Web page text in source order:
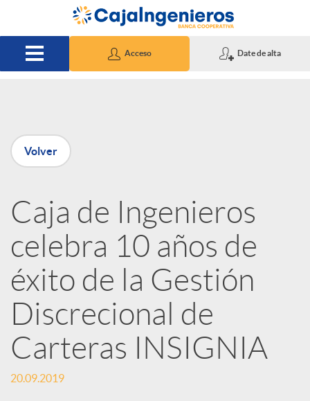
Saltar al contenido principal
Acceso Date de alta
P
u
b
l
i
c
Volver
Caja de Ingenieros
celebra 10 años de
éxito de la Gestión
Discrecional de
Carteras INSIGNIA
20.09.2019